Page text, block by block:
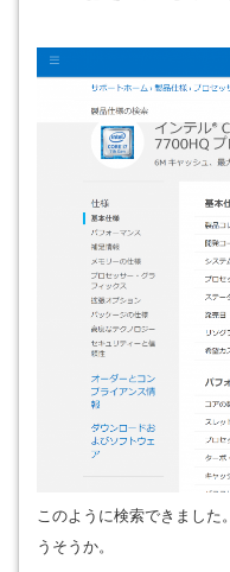
このように検索できまし
うそうか。